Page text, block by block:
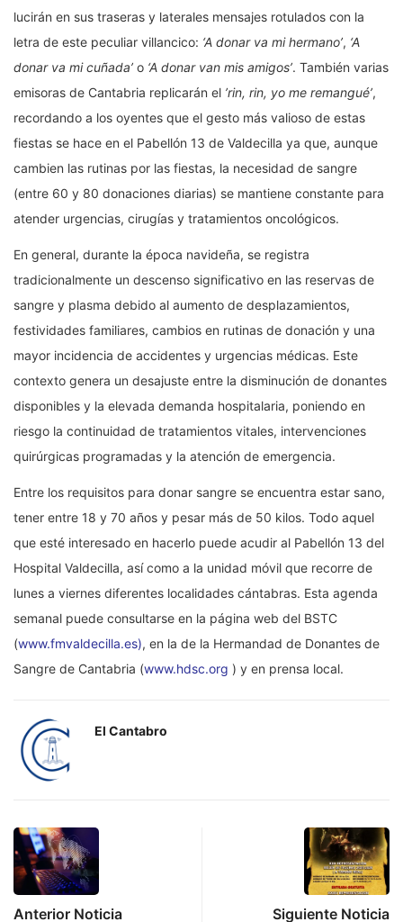
lucirán en sus traseras y laterales mensajes rotulados con la
letra de este peculiar villancico: ‘A donar va mi hermano’, ‘A
donar va mi cuñada’ o ‘A donar van mis amigos’. También varias
emisoras de Cantabria replicarán el ’rin, rin, yo me remangué’,
recordando a los oyentes que el gesto más valioso de estas
fiestas se hace en el Pabellón 13 de Valdecilla ya que, aunque
cambien las rutinas por las fiestas, la necesidad de sangre
(entre 60 y 80 donaciones diarias) se mantiene constante para
atender urgencias, cirugías y tratamientos oncológicos.
En general, durante la época navideña, se registra
tradicionalmente un descenso significativo en las reservas de
sangre y plasma debido al aumento de desplazamientos,
festividades familiares, cambios en rutinas de donación y una
mayor incidencia de accidentes y urgencias médicas. Este
contexto genera un desajuste entre la disminución de donantes
disponibles y la elevada demanda hospitalaria, poniendo en
riesgo la continuidad de tratamientos vitales, intervenciones
quirúrgicas programadas y la atención de emergencia.
Entre los requisitos para donar sangre se encuentra estar sano,
tener entre 18 y 70 años y pesar más de 50 kilos. Todo aquel
que esté interesado en hacerlo puede acudir al Pabellón 13 del
Hospital Valdecilla, así como a la unidad móvil que recorre de
lunes a viernes diferentes localidades cántabras. Esta agenda
semanal puede consultarse en la página web del BSTC
(www.fmvaldecilla.es), en la de la Hermandad de Donantes de
Sangre de Cantabria (www.hdsc.org ) y en prensa local.
El Cantabro
Anterior Noticia Siguiente Noticia